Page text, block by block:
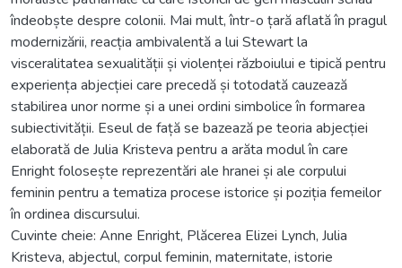
îndeobște despre colonii. Mai mult, într-o țară aflată în pragul
modernizării, reacția ambivalentă a lui Stewart la
visceralitatea sexualității și violenței războiului e tipică pentru
experiența abjecției care precedă și totodată cauzează
stabilirea unor norme și a unei ordini simbolice în formarea
subiectivității. Eseul de față se bazează pe teoria abjecției
elaborată de Julia Kristeva pentru a arăta modul în care
Enright folosește reprezentări ale hranei și ale corpului
feminin pentru a tematiza procese istorice și poziția femeilor
în ordinea discursului.
Cuvinte cheie: Anne Enright, Plăcerea Elizei Lynch, Julia
Kristeva, abjectul, corpul feminin, maternitate, istorie